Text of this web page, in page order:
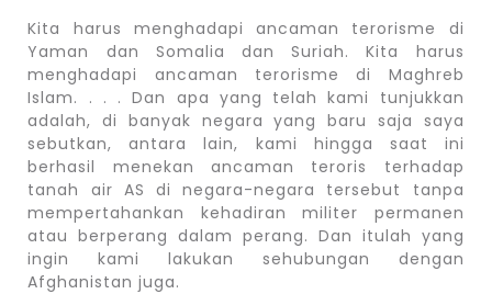
Kita harus menghadapi ancaman terorisme di
Yaman dan Somalia dan Suriah. Kita harus
menghadapi ancaman terorisme di Maghreb
Islam. . . . Dan apa yang telah kami tunjukkan
adalah, di banyak negara yang baru saja saya
sebutkan, antara lain, kami hingga saat ini
berhasil menekan ancaman teroris terhadap
tanah air AS di negara-negara tersebut tanpa
mempertahankan kehadiran militer permanen
atau berperang dalam perang. Dan itulah yang
ingin kami lakukan sehubungan dengan
Afghanistan juga.